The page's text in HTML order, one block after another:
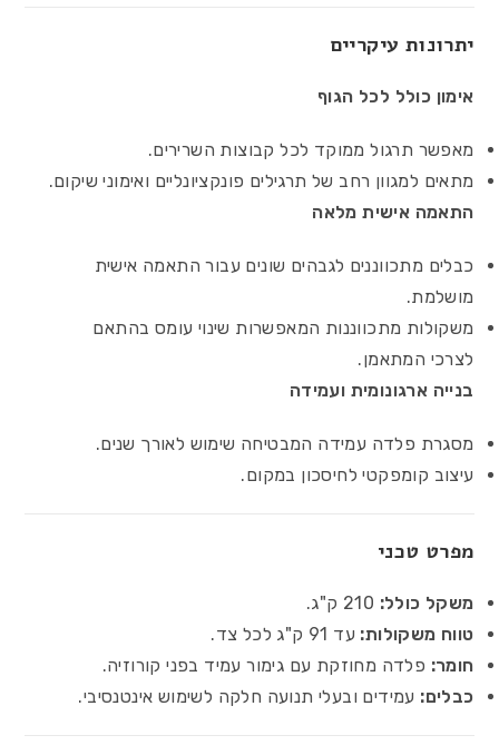
יתרונות עיקריים
אימון כולל לכל הגוף
מאפשר תרגול ממוקד לכל קבוצות השרירים.
מתאים למגוון רחב של תרגילים פונקציונליים ואימוני שיקום.
התאמה אישית מלאה
כבלים מתכווננים לגבהים שונים עבור התאמה אישית
מושלמת.
משקולות מתכווננות המאפשרות שינוי עומס בהתאם
לצרכי המתאמן.
בנייה ארגונומית ועמידה
מסגרת פלדה עמידה המבטיחה שימוש לאורך שנים.
עיצוב קומפקטי לחיסכון במקום.
מפרט טכני
משקל כולל:210 ק"ג.
טווח משקולות:עד 91 ק"ג לכל צד.
חומר:פלדה מחוזקת עם גימור עמיד בפני קורוזיה.
כבלים:עמידים ובעלי תנועה חלקה לשימוש אינטנסיבי.